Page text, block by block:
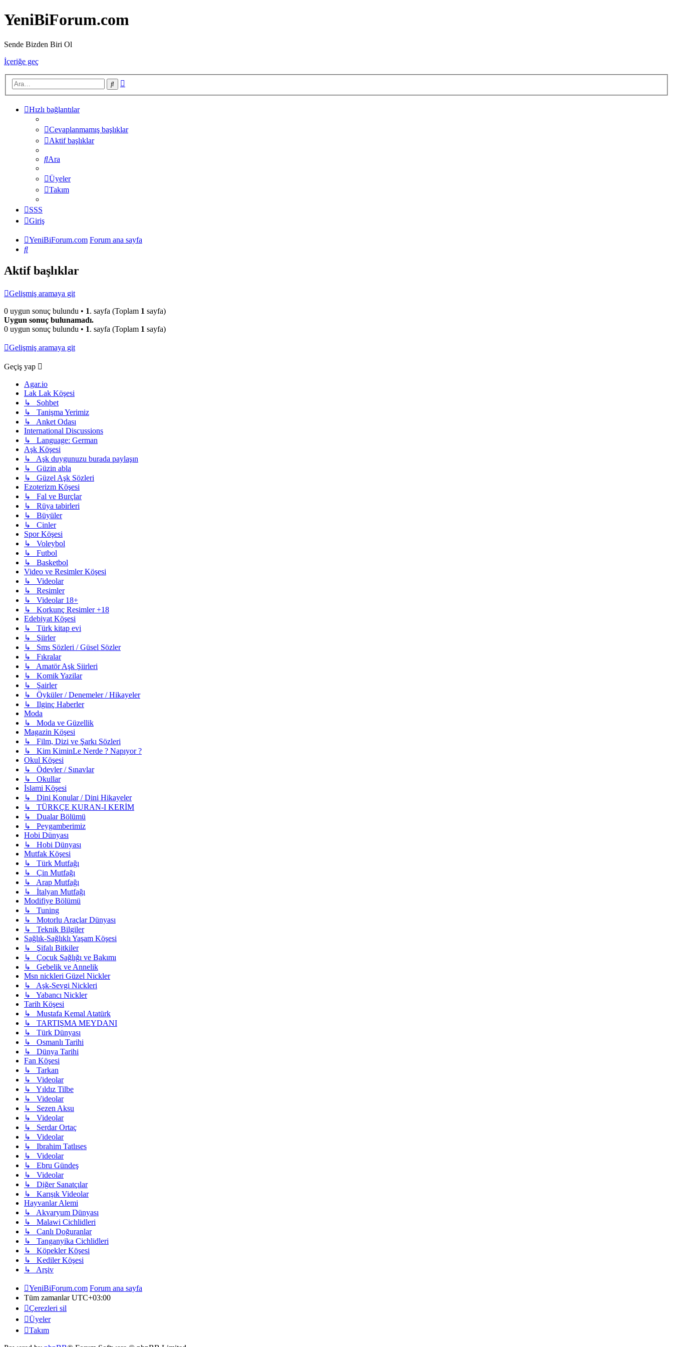
YeniBiForum.com
Sende Bizden Biri Ol
İçeriğe geç
Ara
Hızlı bağlantılar
Cevaplanmamış başlıklar
Aktif başlıklar
Ara
Üyeler
Takım
SSS
Giriş
YeniBiForum.com Forum ana sayfa
Ara
Aktif başlıklar
Gelişmiş aramaya git
0 uygun sonuç bulundu • 1. sayfa (Toplam 1 sayfa)
Uygun sonuç bulunamadı.
0 uygun sonuç bulundu • 1. sayfa (Toplam 1 sayfa)
Gelişmiş aramaya git
Geçiş yap
Agar.io
Lak Lak Köşesi
↳ Sohbet
↳ Tanişma Yerimiz
↳ Anket Odası
International Discussions
↳ Language: German
Aşk Köşesi
↳ Aşk duygunuzu burada paylaşın
↳ Güzin abla
↳ Güzel Aşk Sözleri
Ezoterizm Köşesi
↳ Fal ve Burçlar
↳ Rüya tabirleri
↳ Büyüler
↳ Cinler
Spor Köşesi
↳ Voleybol
↳ Futbol
↳ Basketbol
Video ve Resimler Köşesi
↳ Videolar
↳ Resimler
↳ Videolar 18+
↳ Korkunç Resimler +18
Edebiyat Köşesi
↳ Türk kitap evi
↳ Şiirler
↳ Sms Sözleri / Güsel Sözler
↳ Fıkralar
↳ Amatör Aşk Şiirleri
↳ Komik Yazilar
↳ Şairler
↳ Öyküler / Denemeler / Hikayeler
↳ Ilginç Haberler
Moda
↳ Moda ve Güzellik
Magazin Köşesi
↳ Film, Dizi ve Şarkı Sözleri
↳ Kim KiminLe Nerde ? Napıyor ?
Okul Köşesi
↳ Ödevler / Sınavlar
↳ Okullar
İslami Köşesi
↳ Dini Konular / Dini Hikayeler
↳ TÜRKÇE KURAN-I KERİM
↳ Dualar Bölümü
↳ Peygamberimiz
Hobi Dünyası
↳ Hobi Dünyası
Mutfak Köşesi
↳ Türk Mutfağı
↳ Çin Mutfağı
↳ Arap Mutfağı
↳ İtalyan Mutfağı
Modifiye Bölümü
↳ Tuning
↳ Motorlu Araçlar Dünyası
↳ Teknik Bilgiler
Sağlık-Sağlıklı Yaşam Köşesi
↳ Şifalı Bitkiler
↳ Çocuk Sağlığı ve Bakımı
↳ Gebelik ve Annelik
Msn nickleri Güzel Nickler
↳ Aşk-Sevgi Nickleri
↳ Yabancı Nickler
Tarih Köşesi
↳ Mustafa Kemal Atatürk
↳ TARTIŞMA MEYDANI
↳ Türk Dünyası
↳ Osmanlı Tarihi
↳ Dünya Tarihi
Fan Köşesi
↳ Tarkan
↳ Videolar
↳ Yıldız Tilbe
↳ Videolar
↳ Sezen Aksu
↳ Videolar
↳ Serdar Ortaç
↳ Videolar
↳ Ibrahim Tatlıses
↳ Videolar
↳ Ebru Gündeş
↳ Videolar
↳ Diğer Sanatçılar
↳ Karışık Videolar
Hayvanlar Alemi
↳ Akvaryum Dünyası
↳ Malawi Cichlidleri
↳ Canlı Doğuranlar
↳ Tanganyika Cichlidleri
↳ Köpekler Köşesi
↳ Kediler Köşesi
↳ Arşiv
YeniBiForum.com Forum ana sayfa
Tüm zamanlarUTC+03:00
Çerezleri sil
Üyeler
Takım